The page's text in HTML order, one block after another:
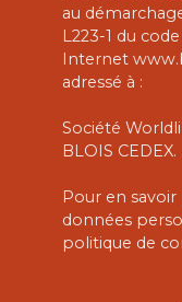
au
L223-1 du
Internet
adressé à :
Société
BLOIS CEDEX.
Pour en
données
politique de